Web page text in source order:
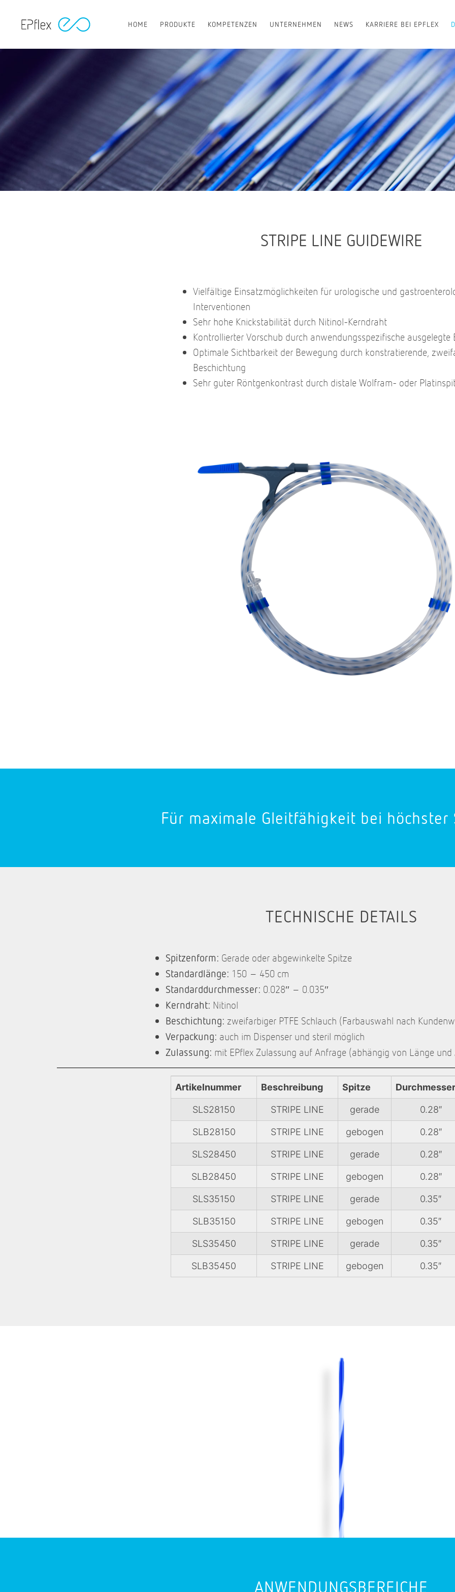
HOME PRODUKTE KOMPETENZEN UNTERNEHMEN NEWS KARRIERE BEI EPFLEX
STRIPE LINE GUIDEWIRE
Vielfältige Einsatzmöglichkeiten für urologische und
Interventionen
Sehr hohe Knickstabilität durch Nitinol-Kerndraht
Kontrollierter Vorschub durch anwendungsspezifische ausgelegte
Optimale Sichtbarkeit der Bewegung durch konstratierende,
Beschichtung
Sehr guter Röntgenkontrast durch distale Wolfram- oder
Für maximale Gleitfähigkeit bei höchster
TECHNISCHE DETAILS
Spitzenform: Gerade oder abgewinkelte Spitze
Standardlänge: 150 – 450 cm
Standarddurchmesser: 0.028″ – 0.035″
Kerndraht: Nitinol
Beschichtung: zweifarbiger PTFE Schlauch (Farbauswahl nach
Verpackung: auch im Dispenser und steril möglich
Zulassung: mit EPflex Zulassung auf Anfrage (abhängig von Länge
Artikelnummer Beschreibung Spitze Durchmesser
SLS28150 STRIPE LINE gerade 0.28″
SLB28150 STRIPE LINE gebogen 0.28″
SLS28450 STRIPE LINE gerade 0.28″
SLB28450 STRIPE LINE gebogen 0.28″
SLS35150 STRIPE LINE gerade 0.35″
SLB35150 STRIPE LINE gebogen 0.35″
SLS35450 STRIPE LINE gerade 0.35″
SLB35450 STRIPE LINE gebogen 0.35″
ANWENDUNGSBEREICHE